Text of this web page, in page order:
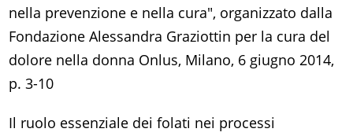
nella prevenzione e nella cura", organizzato dalla
Fondazione Alessandra Graziottin per la cura del
dolore nella donna Onlus, Milano, 6 giugno 2014,
p. 3-10
Il ruolo essenziale dei folati nei processi